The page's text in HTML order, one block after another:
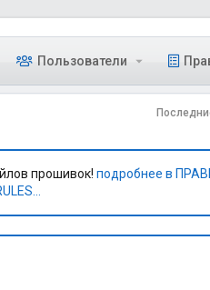
Пользователи
прошивок! подробнее в